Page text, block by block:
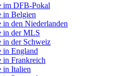
im DFB-Pokal
in Belgien
den Niederlanden
in der MLS
in der Schweiz
in England
in Frankreich
in Italien